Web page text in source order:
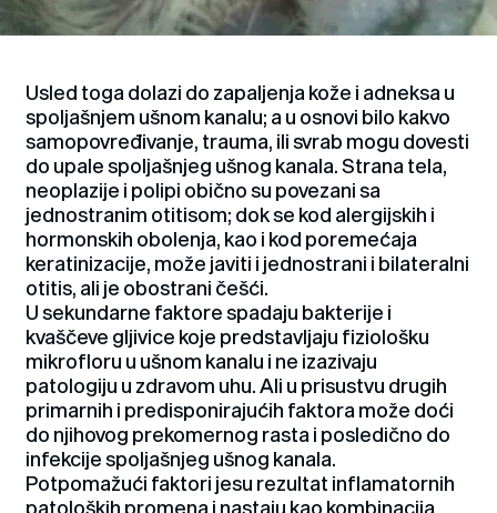
Usled toga dolazi do zapaljenja kože i adneksa u
spoljašnjem ušnom kanalu; a u osnovi bilo kakvo
samopovređivanje, trauma, ili svrab mogu dovesti
do upale spoljašnjeg ušnog kanala. Strana tela,
neoplazije i polipi obično su povezani sa
jednostranim otitisom; dok se kod alergijskih i
hormonskih obolenja, kao i kod poremećaja
keratinizacije, može javiti i jednostrani i bilateralni
otitis, ali je obostrani češći.
U sekundarne faktore spadaju bakterije i
kvaščeve gljivice koje predstavljaju fiziološku
mikrofloru u ušnom kanalu i ne izazivaju
patologiju u zdravom uhu. Ali u prisustvu drugih
primarnih i predisponirajućih faktora može doći
do njihovog prekomernog rasta i posledično do
infekcije spoljašnjeg ušnog kanala.
Potpomažući faktori jesu rezultat inflamatornih
patoloških promena i nastaju kao kombinacija